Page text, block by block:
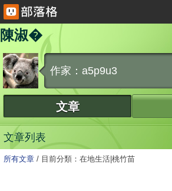
陳淑�
作家：a5p9u3
文章
文章列表
所有文章 / 目前分類：在地生活|桃竹苗